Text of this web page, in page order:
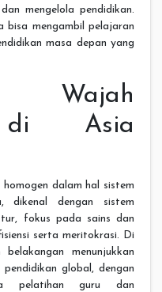
mengelola pendidikan.
bisa mengambil pelajaran
masa depan yang
Wajah
di Asia
dalam hal sistem
dikenal dengan sistem
fokus pada sains dan
serta meritokrasi. Di
menunjukkan
global, dengan
pelatihan guru dan